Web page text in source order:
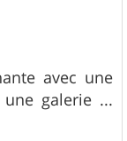
avec une
galerie ...